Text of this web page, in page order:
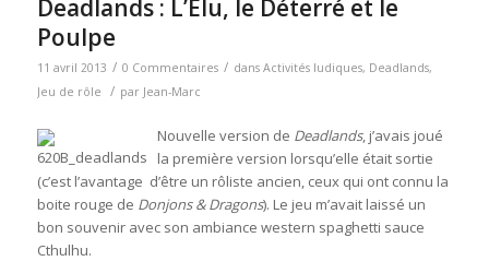
Deadlands : L’Élu, le Déterré et le
Poulpe
11 avril 2013 / 0 Commentaires / dans Activités ludiques, Deadlands,
Jeu de rôle
/ par Jean-Marc
Nouvelle version de Deadlands, j’avais joué
la première version lorsqu’elle était sortie
(c’est l’avantage d’être un rôliste ancien, ceux qui ont connu la
boite rouge de Donjons & Dragons). Le jeu m’avait laissé un
bon souvenir avec son ambiance western spaghetti sauce
Cthulhu.